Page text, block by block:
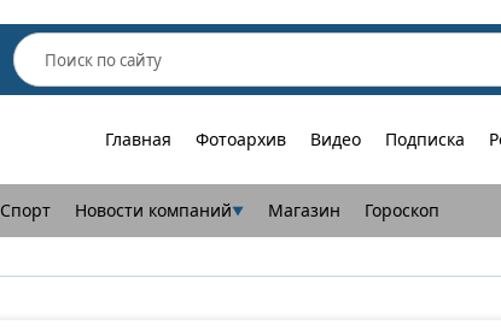
Главная Фотоархив Видео Подписка
Спорт Новости компаний▼ Магазин Гороскоп